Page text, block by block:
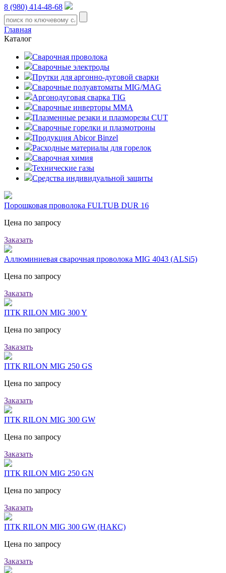
8 (980) 414-48-68
Главная
Каталог
Сварочная проволока
Сварочные электроды
Прутки для аргонно-дуговой сварки
Сварочные полуавтоматы MIG/MAG
Аргонодуговая сварка TIG
Сварочные инверторы MMA
Плазменные резаки и плазморезы CUT
Сварочные горелки и плазмотроны
Продукция Abicor Binzel
Расходные материалы для горелок
Сварочная химия
Технические газы
Средства индивидуальной защиты
Порошковая проволока FULTUB DUR 16
Цена по запросу
Заказать
Аллюминиевая сварочная проволока MIG 4043 (ALSi5)
Цена по запросу
Заказать
ПТК RILON MIG 300 Y
Цена по запросу
Заказать
ПТК RILON MIG 250 GS
Цена по запросу
Заказать
ПТК RILON MIG 300 GW
Цена по запросу
Заказать
ПТК RILON MIG 250 GN
Цена по запросу
Заказать
ПТК RILON MIG 300 GW (НАКС)
Цена по запросу
Заказать